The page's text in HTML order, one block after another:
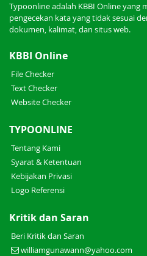
Typoonline adalah KBBI Online yang
pengecekan kata yang tidak sesuai
dokumen, kalimat, dan situs web.
KBBI Online
File Checker
Text Checker
Website Checker
TYPOONLINE
Tentang Kami
Syarat & Ketentuan
Kebijakan Privasi
Logo Referensi
Kritik dan Saran
Beri Kritik dan Saran
williamgunawann@yahoo.com